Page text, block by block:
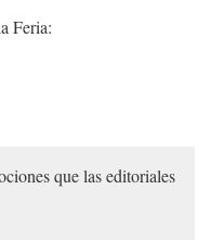
Feria:
que las editoriales